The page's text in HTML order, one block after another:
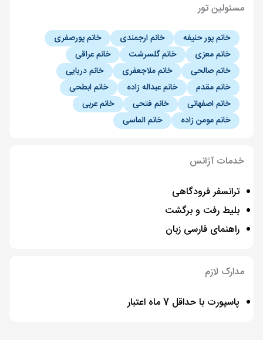
مسئولین تور
خانم پور حنیفه خانم ارجمندی
خانم پورصفری
خانم معزی
خانم گلسرشت
خانم عراقی
خانم صالحی
خانم ملاجعفری
خانم دریایی
خانم مقدم
خانم عبداله زاده
خانم ابطحی
خانم اصفهانی
خانم فتحی
خانم عربی
خانم مومن زاده
خانم الماسی
خدمات آژانس
ترانسفر فرودگاهی
بلیط رفت و برگشت
راهنمای فارسی زبان
مدارک لازم
پاسپورت با حداقل 7 ماه اعتبار